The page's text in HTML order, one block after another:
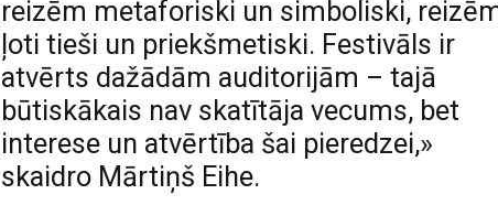
reizēm metaforiski un simboliski,
ļoti tieši un priekšmetiski. Festivāls ir
atvērts dažādām auditorijām – tajā
būtiskākais nav skatītāja vecums, bet
interese un atvērtība šai pieredzei,»
skaidro Mārtiņš Eihe.